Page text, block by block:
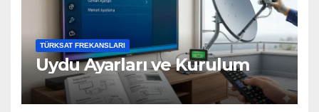
TÜRKSAT FREKANSLARI
Uydu Ayarları ve Kurulum